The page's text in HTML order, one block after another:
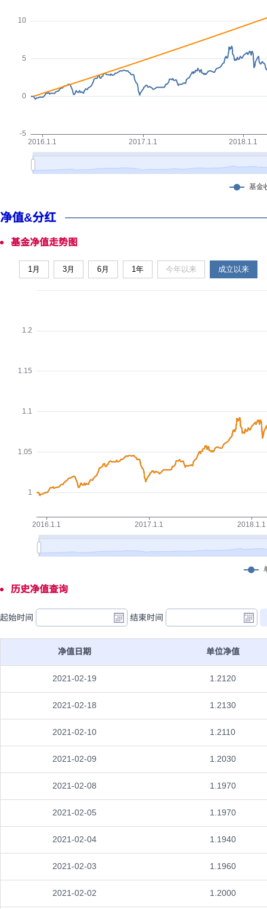
净值&分红
基金净值走势图
1月 3月 6月 1年 今年以来 成立以来
历史净值查询
起始时间 结束时间
净值日期 单位净值
2021-02-19 1.2120
2021-02-18 1.2130
2021-02-10 1.2110
2021-02-09 1.2030
2021-02-08 1.1970
2021-02-05 1.1970
2021-02-04 1.1940
2021-02-03 1.1960
2021-02-02 1.2000